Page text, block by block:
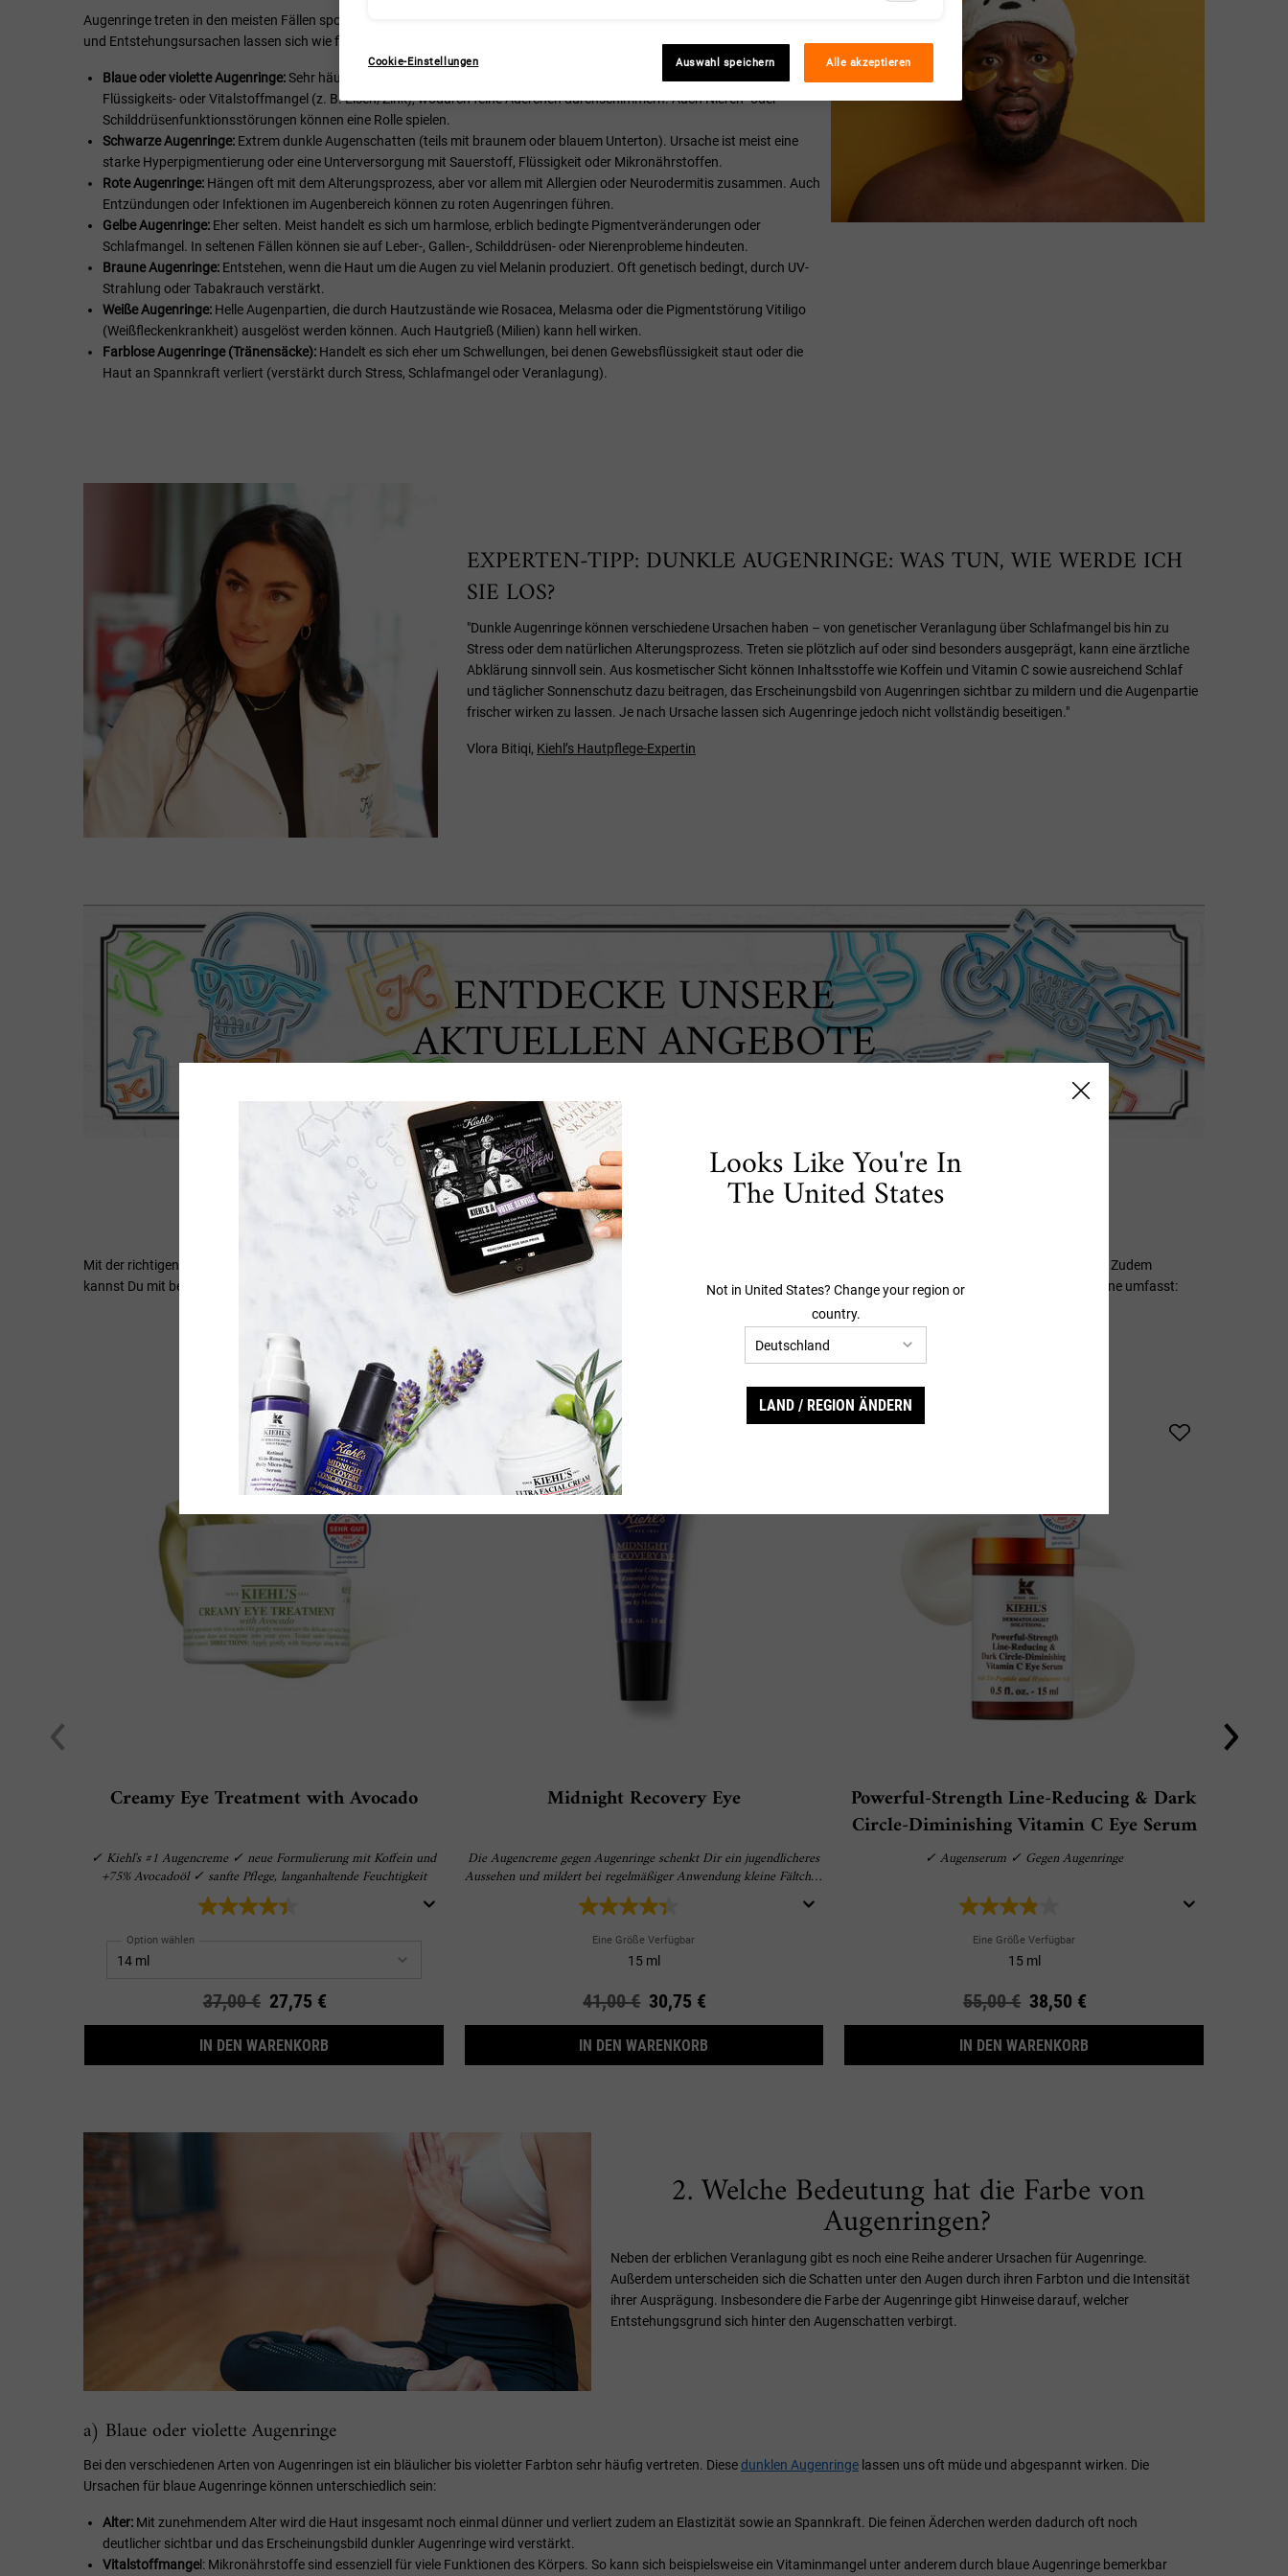
Augenringe treten in den meisten Fällen sporadisch auf, können aber auch dauerhaft sichtbar bleiben. Die verschiedenen Arten
und Entstehungsursachen lassen sich wie folgt unterscheiden:
Blaue oder violette Augenringe:Sehr häufig; entstehen oft durch dünner werdende Haut im Alter, Schlafmangel,
Flüssigkeits- oder Vitalstoffmangel (z. B. Eisen/Zink), wodurch feine Äderchen durchschimmern. Auch Nieren- oder
Schilddrüsenfunktionsstörungen können eine Rolle spielen.
Schwarze Augenringe: Extrem dunkle Augenschatten (teils mit braunem oder blauem Unterton). Ursache ist meist eine
starke Hyperpigmentierung oder eine Unterversorgung mit Sauerstoff, Flüssigkeit oder Mikronährstoffen.
Rote Augenringe: Hängen oft mit dem Alterungsprozess, aber vor allem mit Allergien oder Neurodermitis zusammen. Auch
Entzündungen oder Infektionen im Augenbereich können zu roten Augenringen führen.
Gelbe Augenringe: Eher selten. Meist handelt es sich um harmlose, erblich bedingte Pigmentveränderungen oder
Schlafmangel. In seltenen Fällen können sie auf Leber-, Gallen-, Schilddrüsen- oder Nierenprobleme hindeuten.
Braune Augenringe: Entstehen, wenn die Haut um die Augen zu viel Melanin produziert. Oft genetisch bedingt, durch UV-
Strahlung oder Tabakrauch verstärkt.
Weiße Augenringe: Helle Augenpartien, die durch Hautzustände wie Rosacea, Melasma oder die Pigmentstörung Vitiligo
(Weißfleckenkrankheit) ausgelöst werden können. Auch Hautgrieß (Milien) kann hell wirken.
Farblose Augenringe (Tränensäcke): Handelt es sich eher um Schwellungen, bei denen Gewebsflüssigkeit staut oder die
Haut an Spannkraft verliert (verstärkt durch Stress, Schlafmangel oder Veranlagung).
EXPERTEN-TIPP: DUNKLE AUGENRINGE: WAS TUN, WIE WERDE ICH
SIE LOS?
"Dunkle Augenringe können verschiedene Ursachen haben – von genetischer Veranlagung über Schlafmangel bis hin zu
Stress oder dem natürlichen Alterungsprozess. Treten sie plötzlich auf oder sind besonders ausgeprägt, kann eine ärztliche
Abklärung sinnvoll sein. Aus kosmetischer Sicht können Inhaltsstoffe wie Koffein und Vitamin C sowie ausreichend Schlaf
und täglicher Sonnenschutz dazu beitragen, das Erscheinungsbild von Augenringen sichtbar zu mildern und die Augenpartie
frischer wirken zu lassen. Je nach Ursache lassen sich Augenringe jedoch nicht vollständig beseitigen."
Vlora Bitiqi, Kiehl’s Hautpflege-Expertin
ENTDECKE UNSERE
AKTUELLEN ANGEBOTE
Kiehl‘s Produktempfehlungen gegen Augenringe
Mit der richtigen Pflege wird Deine Haut um die Augenpartie geglättet und mit Feuchtigkeit versorgt. Dadurch kann das Erscheinungsbild von Augenringen vermindert werden. Zudem
kannst Du mit bestimmten Inhaltsstoffen, wie Vitamin C oder Koffein, gezielt gegen Hyperpigmentierungen und Schwellungen im Augenbereich vorgehen. Deine perfekte Routine umfasst:
Creamy Eye Treatment with Avocado
✓ Kiehl's #1 Augencreme ✓ neue Formulierung mit Koffein und
+75% Avocadoöl ✓ sanfte Pflege, langanhaltende Feuchtigkeit
Option wählen
Alter Preis
37,00 € Neuer Preis
27,75 €
IN DEN WARENKORB CREAMY EYE TREATMENT WITH AVOCADO
Midnight Recovery Eye
Die Augencreme gegen Augenringe schenkt Dir ein jugendlicheres
Aussehen und mildert bei regelmäßiger Anwendung kleine Fältchen
und Schwellungen sichtbar.
Eine Größe Verfügbar
15 ml
Alter Preis
41,00 € Neuer Preis
30,75 €
IN DEN WARENKORB
Powerful-Strength Line-Reducing & Dark
Circle-Diminishing Vitamin C Eye Serum
✓ Augenserum ✓ Gegen Augenringe
Eine Größe Verfügbar
15 ml
Alter Preis
55,00 € Neuer Preis
38,50 €
IN DEN WARENKORB
2. Welche Bedeutung hat die Farbe von
Augenringen?
Neben der erblichen Veranlagung gibt es noch eine Reihe anderer Ursachen für Augenringe.
Außerdem unterscheiden sich die Schatten unter den Augen durch ihren Farbton und die Intensität
ihrer Ausprägung. Insbesondere die Farbe der Augenringe gibt Hinweise darauf, welcher
Entstehungsgrund sich hinter den Augenschatten verbirgt.
a) Blaue oder violette Augenringe
Bei den verschiedenen Arten von Augenringen ist ein bläulicher bis violetter Farbton sehr häufig vertreten. Diesedunklen Augenringe lassen uns oft müde und abgespannt wirken. Die
Ursachen für blaue Augenringe können unterschiedlich sein:
Alter: Mit zunehmendem Alter wird die Haut insgesamt noch einmal dünner und verliert zudem an Elastizität sowie an Spannkraft. Die feinen Äderchen werden dadurch oft noch
deutlicher sichtbar und das Erscheinungsbild dunkler Augenringe wird verstärkt.
Vitalstoffmangel: Mikronährstoffe sind essenziell für viele Funktionen des Körpers. So kann sich beispielsweise ein Vitaminmangel unter anderem durch blaue Augenringe bemerkbar
Cookie-Einstellungen Auswahl speichern Alle akzeptieren
Looks Like You're In
The United States
Not in United States? Change your region or
country.
LAND / REGION ÄNDERN